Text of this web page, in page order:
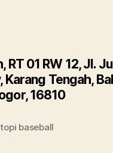
RT 01 RW 12, Jl.
Karang Tengah,
16810
baseball